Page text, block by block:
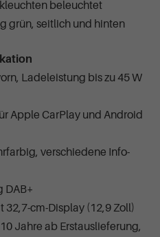
beleuchtet
grün, seitlich und hinten
Ladeleistung bis zu 45 W
Apple CarPlay und Android
verschiedene Info-
DAB+
32,7-cm-Display (12,9 Zoll)
Jahre ab Erstauslieferung,